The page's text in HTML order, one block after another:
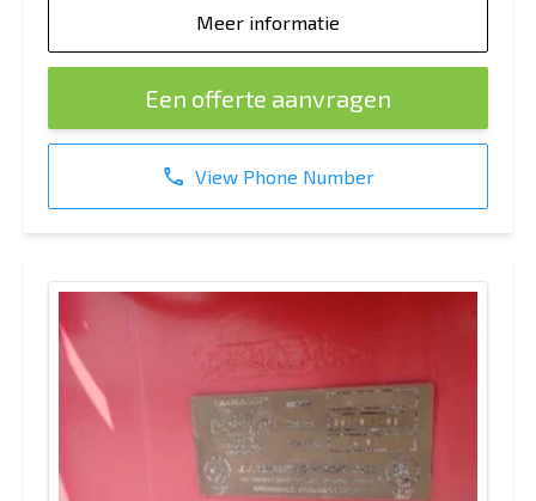
Meer informatie
Een offerte aanvragen
View Phone Number